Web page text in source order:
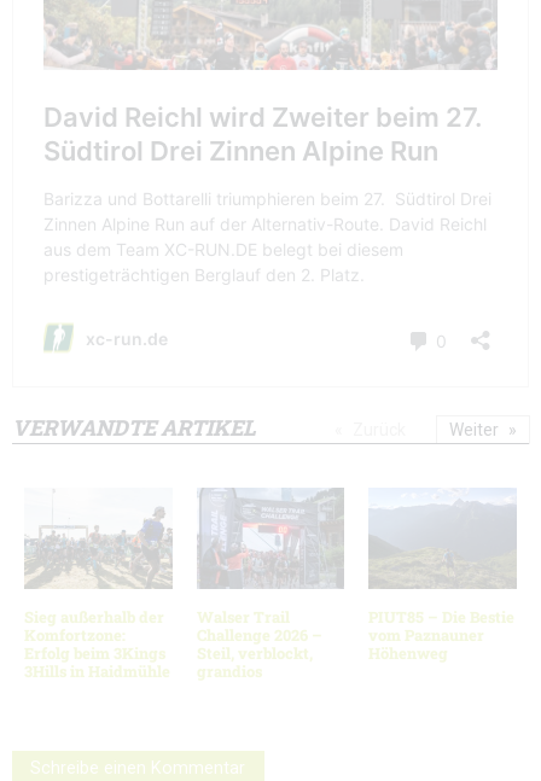
VERWANDTE ARTIKEL
Sieg außerhalb der
Komfortzone:
Erfolg beim 3Kings
3Hills in Haidmühle
Walser Trail
Challenge 2026 –
Steil, verblockt,
grandios
PIUT85 – Die Bestie
vom Paznauner
Höhenweg
Weiter
Schreibe einen Kommentar